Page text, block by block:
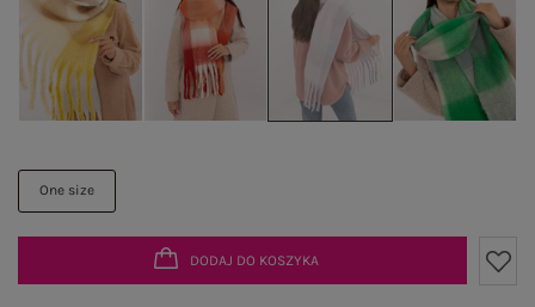
One size
DODAJ DO KOSZYKA